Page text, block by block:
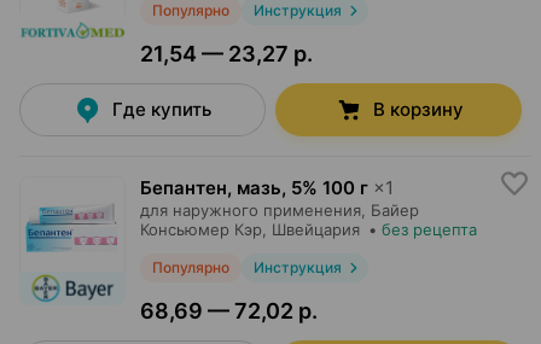
Популярно Инструкция
21,54 — 23,27 р.
Где купить В корзину
Бепантен, мазь, 5% 100 г ×1
для наружного применения, Байер
Консьюмер Кэр , Швейцария • без рецепта
Популярно Инструкция
68,69 — 72,02 р.